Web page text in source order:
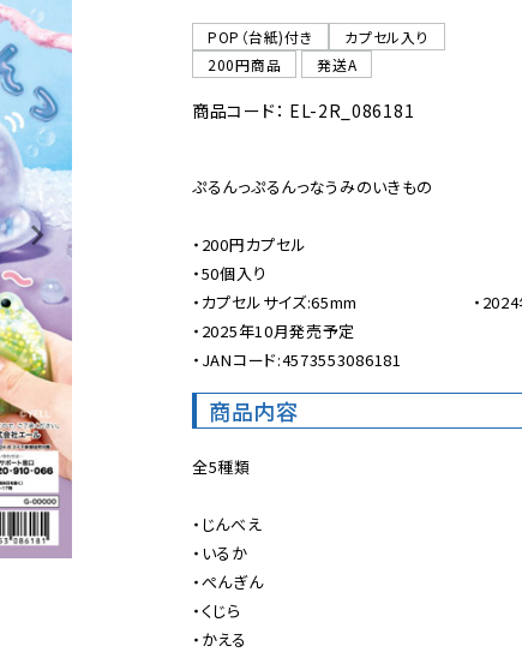
POP（台紙)付き
カプセル入り
200円商品
発送A
商品コード： EL-2R_086181
ぷるんっぷるんっなうみのいきもの
・200円カプセル
・50個入り
・カプセルサイズ:65mm　　　　　　　・
・2025年10月発売予定
・JANコード:4573553086181
商品内容
全5種類
・じんべえ
・いるか
・ぺんぎん
・くじら
・かえる